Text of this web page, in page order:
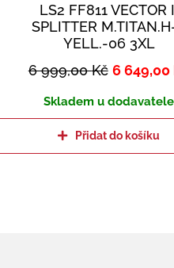
LS2 FF811 VECTOR
SPLITTER
YELL.-06 3XL
6 999,00Kč 6 649,00
Skladem u dodavatele
Přidat do košíku